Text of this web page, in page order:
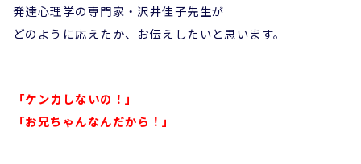
発達心理学の専門家・沢井佳子先生が
どのように応えたか、お伝えしたいと思います。
「ケンカしないの！」
「お兄ちゃんなんだから！」